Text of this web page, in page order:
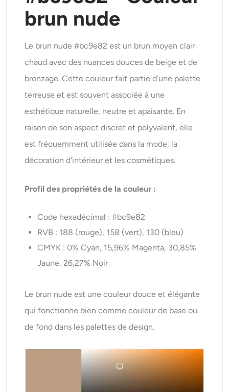
brun nude
Le brun nude #bc9e82 est un brun moyen clair
chaud avec des nuances douces de beige et de
bronzage. Cette couleur fait partie d'une palette
terreuse et est souvent associée à une
esthétique naturelle, neutre et apaisante. En
raison de son aspect discret et polyvalent, elle
est fréquemment utilisée dans la mode, la
décoration d'intérieur et les cosmétiques.
Profil des propriétés de la couleur :
Code hexadécimal : #bc9e82
RVB : 188 (rouge), 158 (vert), 130 (bleu)
CMYK : 0% Cyan, 15,96% Magenta, 30,85%
Jaune, 26,27% Noir
Le brun nude est une couleur douce et élégante
qui fonctionne bien comme couleur de base ou
de fond dans les palettes de design.